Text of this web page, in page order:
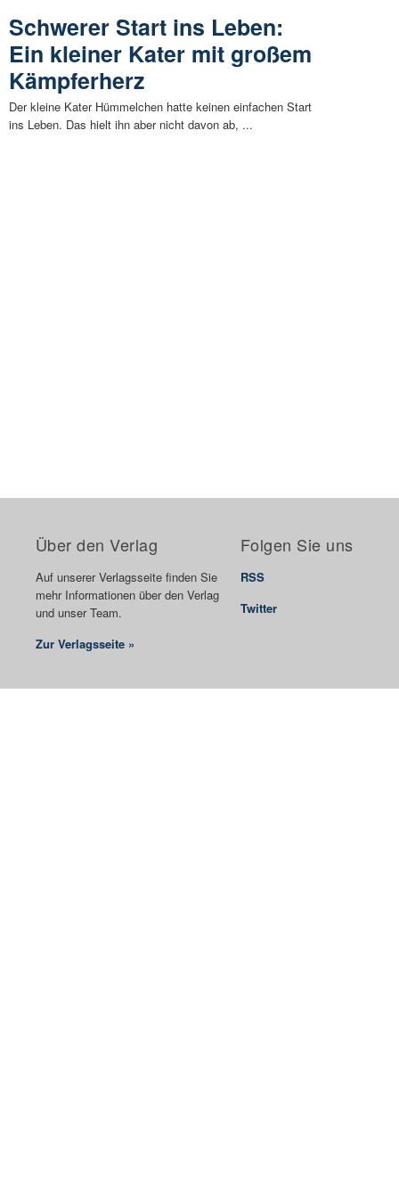
Schwerer Start ins Leben:
Ein kleiner Kater mit großem
Kämpferherz
Der kleine Kater Hümmelchen hatte keinen einfachen Start
ins Leben. Das hielt ihn aber nicht davon ab, ...
Über den Verlag
Auf unserer Verlagsseite finden Sie
mehr Informationen über den Verlag
und unser Team.
Zur Verlagsseite »
Folgen Sie uns
RSS
Twitter